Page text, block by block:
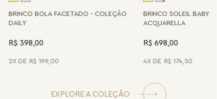
BRINCO BOLA FACETADO - COLEÇÃO
DAILY
R$ 398,00
2 R$ 199,00
BRINCO SOLEIL BABY -
ACQUARELLA
R$ 698,00
4 R$ 174,50
EXPLORE A COLEÇÃO